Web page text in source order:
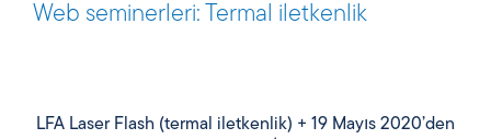
Web seminerleri: Termal iletkenlik
LFA Laser Flash (termal iletkenlik) + 19 Mayıs 2020’den